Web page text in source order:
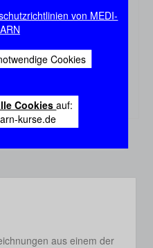
von MEDI-
Cookies
Cookiesauf:
kurse.de
aus einem der